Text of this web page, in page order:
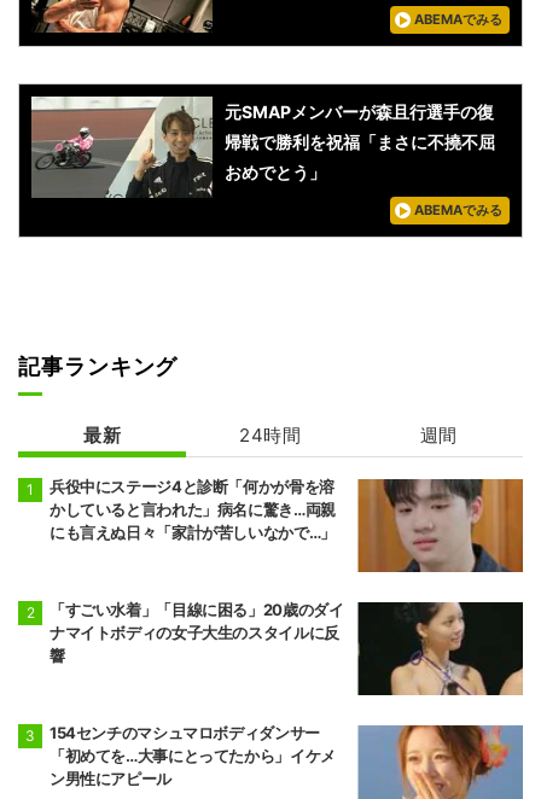
ABEMAでみる
元SMAPメンバーが森且行選手の復
帰戦で勝利を祝福「まさに不撓不屈
おめでとう」
ABEMAでみる
記事ランキング
最新 24時間 週間
兵役中にステージ4と診断「何かが骨を溶
かしていると言われた」病名に驚き…両親
にも言えぬ日々「家計が苦しいなかで…」
「すごい水着」「目線に困る」20歳のダイ
ナマイトボディの女子大生のスタイルに反
響
154センチのマシュマロボディダンサー
「初めてを…大事にとってたから」イケメ
ン男性にアピール